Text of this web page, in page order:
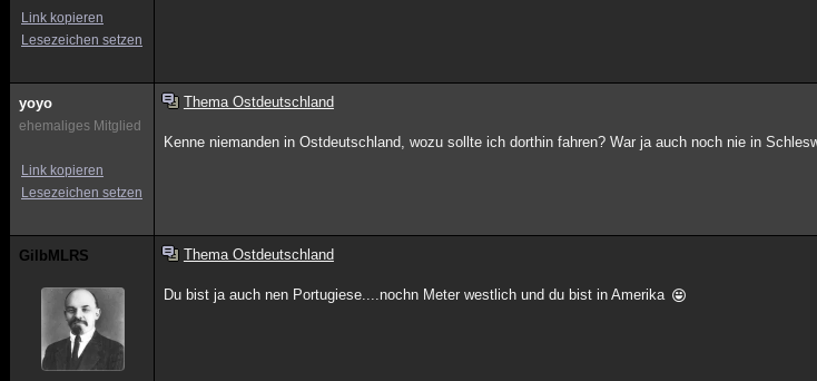
Link kopieren
Lesezeichen setzen
yoyo
ehemaliges Mitglied
Link kopieren
Lesezeichen setzen
Thema Ostdeutschland
Kenne niemanden in Ostdeutschland, wozu sollte ich dorthin fahren? War ja auch noch nie in
GilbMLRS Thema Ostdeutschland
Du bist ja auch nen Portugiese....nochn Meter westlich und du bist in Amerika